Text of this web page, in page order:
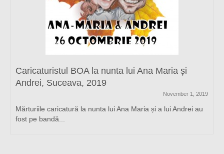
Caricaturistul BOA la nunta lui Ana Maria și
Andrei, Suceava, 2019
November 1, 2019
Mărturiile caricatură la nunta lui Ana Maria și a lui Andrei au
fost pe bandă...